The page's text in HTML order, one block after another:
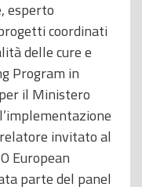
esperto
coordinati
delle cure e
Program in
il Ministero
invitato al
European
parte del panel